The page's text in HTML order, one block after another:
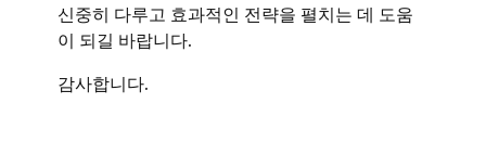
신중히 다루고 효과적인 전략을 펼치는 데 도움
이 되길 바랍니다.
감사합니다.